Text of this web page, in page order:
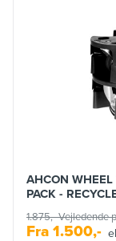
AHCON
PACK -
1.875,-Vejledende
Fra 1.500,-